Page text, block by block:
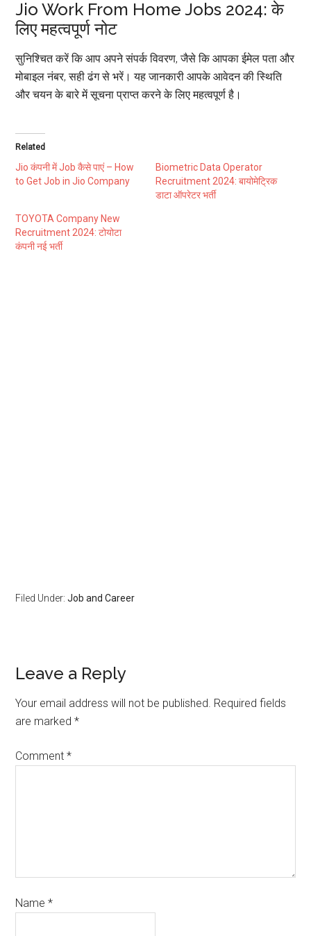
Jio Work From Home Jobs 2024: के
लिए महत्वपूर्ण नोट
सुनिश्चित करें कि आप अपने संपर्क विवरण, जैसे कि आपका ईमेल पता और
मोबाइल नंबर, सही ढंग से भरें। यह जानकारी आपके आवेदन की स्थिति
और चयन के बारे में सूचना प्राप्त करने के लिए महत्वपूर्ण है।
Related
Jio कंपनी में Job कैसे पाएं – How
to Get Job in Jio Company
Biometric Data Operator
Recruitment 2024: बायोमेट्रिक
डाटा ऑपरेटर भर्ती
TOYOTA Company New
Recruitment 2024: टोयोटा
कंपनी नई भर्ती
Filed Under:Job and Career
Leave a Reply
Your email address will not be published. Required fields
are marked*
Comment*
Name*